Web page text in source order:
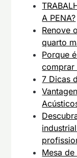
A PENA?
Renove
quarto
Porque
comprar
7 Dicas
Mesa